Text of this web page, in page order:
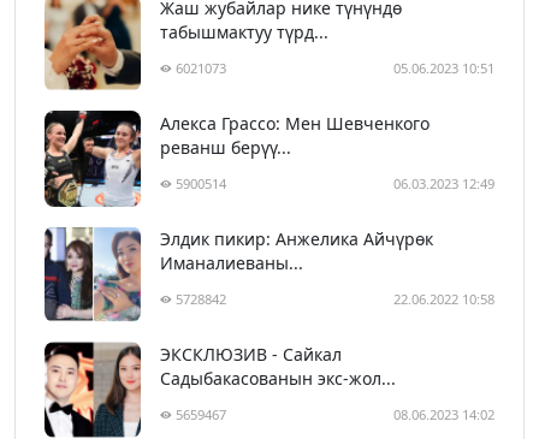
Жаш жубайлар нике түнүндө
табышмактуу түрд...
6021073 05.06.2023 10:51
Алекса Грассо: Мен Шевченкого
реванш берүү...
5900514 06.03.2023 12:49
Элдик пикир: Анжелика Айчүрөк
Иманалиеваны...
5728842 22.06.2022 10:58
ЭКСКЛЮЗИВ - Сайкал
Садыбакасованын экс-жол...
5659467 08.06.2023 14:02